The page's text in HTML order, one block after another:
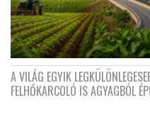
A VILÁG EGYIK
FELHŐKARCOLÓ IS AGYAGBÓL